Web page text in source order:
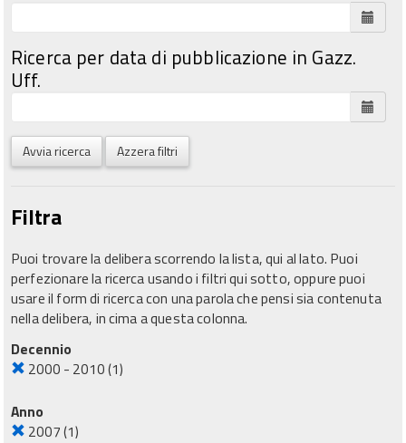
Ricerca per data di pubblicazione in Gazz.
Uff.
Avvia ricerca Azzera filtri
Filtra
Puoi trovare la delibera scorrendo la lista, qui al lato. Puoi
perfezionare la ricerca usando i filtri qui sotto, oppure puoi
usare il form di ricerca con una parola che pensi sia contenuta
nella delibera, in cima a questa colonna.
Decennio
2000 - 2010(1)
Anno
2007(1)